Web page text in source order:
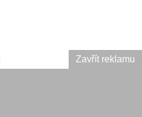
Zavřít reklamu